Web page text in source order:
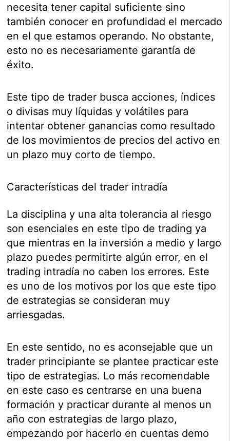
necesita tener capital suficiente sino
también conocer en profundidad el mercado
en el que estamos operando. No obstante,
esto no es necesariamente garantía de
éxito.
Este tipo de trader busca acciones, índices
o divisas muy líquidas y volátiles para
intentar obtener ganancias como resultado
de los movimientos de precios del activo en
un plazo muy corto de tiempo.
Características del trader intradía
La disciplina y una alta tolerancia al riesgo
son esenciales en este tipo de trading ya
que mientras en la inversión a medio y largo
plazo puedes permitirte algún error, en el
trading intradía no caben los errores. Este
es uno de los motivos por los que este tipo
de estrategias se consideran muy
arriesgadas.
En este sentido, no es aconsejable que un
trader principiante se plantee practicar este
tipo de estrategias. Lo más recomendable
en este caso es centrarse en una buena
formación y practicar durante al menos un
año con estrategias de largo plazo,
empezando por hacerlo en cuentas demo